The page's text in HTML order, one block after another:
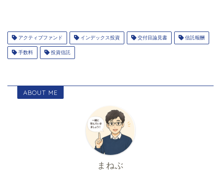
アクティブファンド インデックス投資 交付目論見書 信託報酬
手数料 投資信託
ABOUT ME
まねぶ